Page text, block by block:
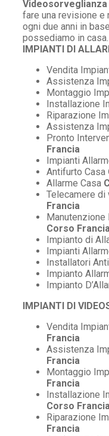
fare una revisione e
ogni due anni in
possediamo in casa.
IMPIANTI DI
Vendita
Assistenza
Montaggio
Installazione
Riparazione
Assistenza
Pronto
Francia
Impianti
Antifurto Casa
Allarme Casa
Telecamere
Francia
Corso
Impianto di
Impianti
Installatori
Impianto
Impianto
IMPIANTI DI
Vendita
Francia
Assistenza
Francia
Montaggio
Francia
Installazione
Corso
Riparazione
Francia